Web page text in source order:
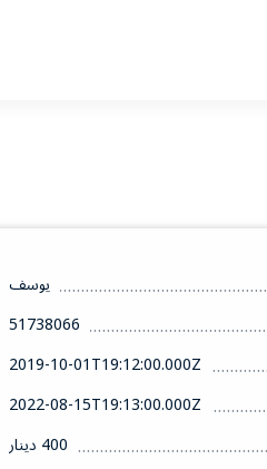
يوسف
51738066
2019-10-01T19:12:00.000Z
2022-08-15T19:13:00.000Z
400 دينار